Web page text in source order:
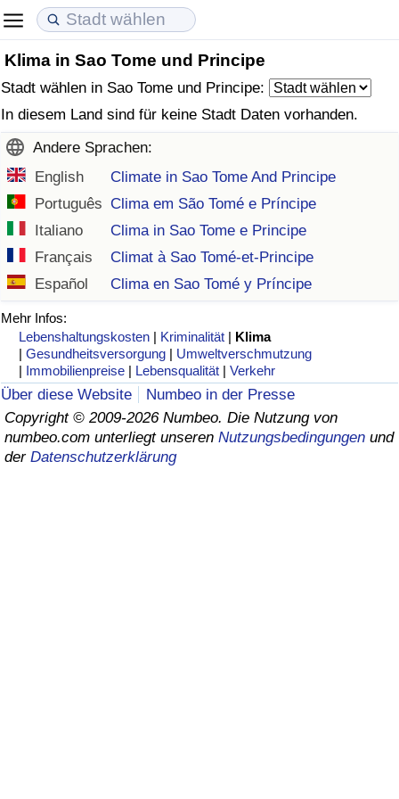
Klima in Sao Tome und Principe
Stadt wählen in Sao Tome und Principe:
In diesem Land sind für keine Stadt Daten vorhanden.
Andere Sprachen:
English
Climate in Sao Tome And Principe
Português Clima em São Tomé e Príncipe
Italiano
Clima in Sao Tome e Principe
Français
Climat à Sao Tomé-et-Principe
Español
Clima en Sao Tomé y Príncipe
Mehr Infos:
Lebenshaltungskosten | Kriminalität | Klima
|Gesundheitsversorgung | Umweltverschmutzung
| Immobilienpreise | Lebensqualität |Verkehr
Über diese Website
Numbeo in der Presse
Copyright © 2009-2026 Numbeo. Die Nutzung von
numbeo.com unterliegt unseren Nutzungsbedingungen und
der Datenschutzerklärung
Lebenshaltungskosten
Lebenshaltungskosten-Index (aktuell)
Lebenshaltungskosten-Index
Lebenshaltungskosten-Index nach Land
in Akaba
Immobilienpreise
Immobilienpreis-Index (aktuell)
Immobilienpreis-Index
Immobilienpreis-Index nach Land
Lebensqualität
Lebensqualität-Index
Lebensqualität-Index (aktuell)
Lebensqualitätsindex nach Land
Kriminalität
Kriminalitäts-Index (aktuell)
Kriminalitäts-Index
Kriminalitätsindex nach Land
Gesundheitsversorgung